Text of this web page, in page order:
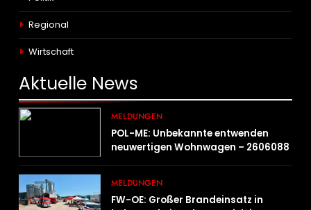
Regional
Wirtschaft
Aktuelle News
MELDUNGEN
POL-ME: Unbekannte entwenden
neuwertigen Wohnwagen – 2606088
MELDUNGEN
FW-OE: Großer Brandeinsatz in